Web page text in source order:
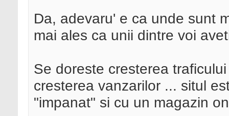
Da, adevaru' e ca unde sunt
mai ales ca unii dintre voi
Se doreste cresterea
cresterea vanzarilor ... situl
"impanat" si cu un magazin